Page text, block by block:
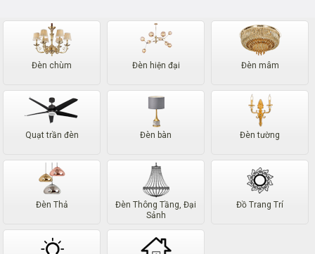
Đèn chùm Đèn hiện đại Đèn mâm
Quạt trần đèn Đèn bàn Đèn tường
Đèn Thả
Đèn Thông Tầng, Đại
Sảnh
Đồ Trang Trí